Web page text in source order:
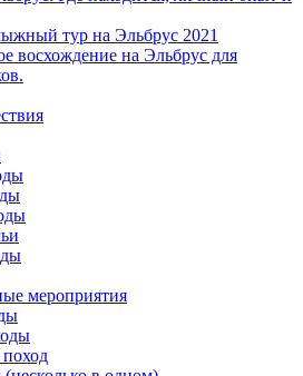
тур на Эльбрус 2021
восхождение на Эльбрус для
мероприятия